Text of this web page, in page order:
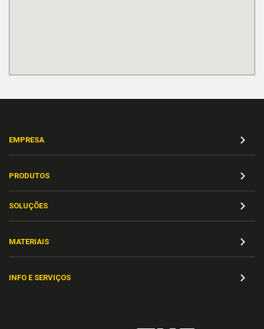
EMPRESA
PRODUTOS
SOLUÇÕES
MATERIAIS
INFO E SERVIÇOS